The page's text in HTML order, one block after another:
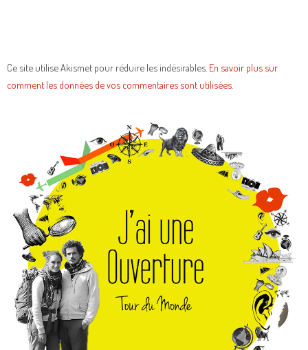
Ce site utilise Akismet pour réduire les indésirables. En savoir plus sur
comment les données de vos commentaires sont utilisées